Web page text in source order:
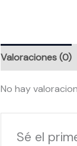
Valoraciones (0)
No hay
Sé el